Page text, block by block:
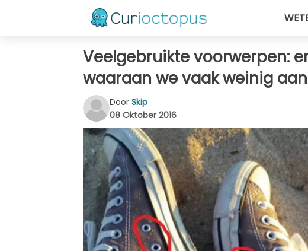
Veelgebruikte voorwerpen:
waaraan we vaak weinig
Door Skip
08 Oktober 2016